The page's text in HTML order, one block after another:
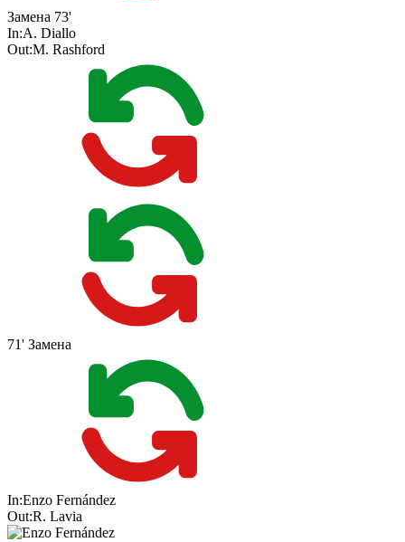
Замена 73'
In:A. Diallo
Out:M. Rashford
71' Замена
In:Enzo Fernández
Out:R. Lavia